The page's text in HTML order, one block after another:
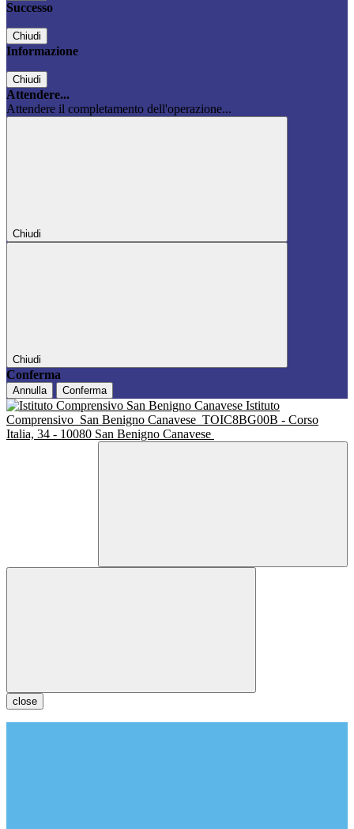
Successo
Chiudi
Informazione
Chiudi
Attendere...
Attendere il completamento dell'operazione...
Chiudi
Chiudi
Conferma
Annulla Conferma
Istituto
Comprensivo San Benigno Canavese TOIC8BG00B - Corso
Italia, 34 - 10080 San Benigno Canavese
close